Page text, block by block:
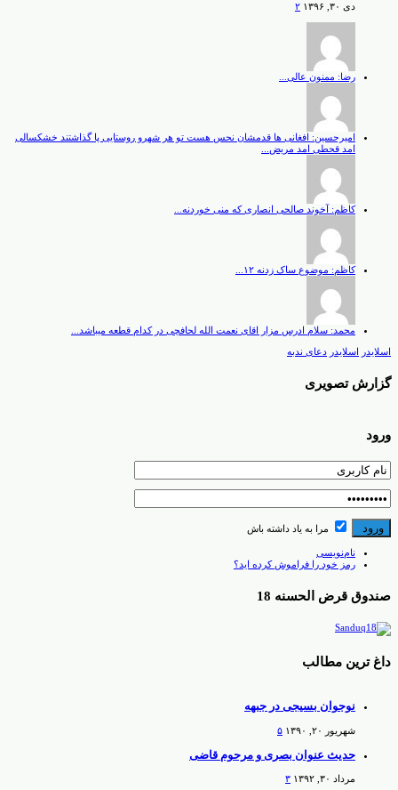
دی ۳۰, ۱۳۹۶ ۲
رضا: ممنون عالی...
امیرحسین: افغانی ها قدمشان نحس هست تو هر شهرو روستایی پا گذاشتند خشکسالی
امد قحطی امد مریض...
کاظم: آخوند صالحی انصاری که منی خوردنه...
کاظم: موضوع ساک زدنه ۱۲...
محمد: سلام ادرس مزار اقای نعمت الله لحافچی در کدام قطعه میباشد...
اسلایدر اسلایدر دعای ندبه
گزارش تصویری
ورود
مرا به یاد داشته باش
نام‌نویسی
رمز خود را فراموش کرده اید؟
صندوق قرض الحسنه 18
داغ ترین مطالب
نوجوان بسیجی در جبهه
شهریور ۲۰, ۱۳۹۰ ۵
حدیث عنوان بصری و مرحوم قاضی
مرداد ۳۰, ۱۳۹۲ ۳